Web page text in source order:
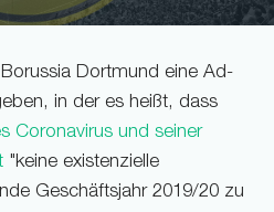
Dortmund eine Ad-
in der es heißt, dass
Coronavirus und seiner
"keine existenzielle
Geschäftsjahr 2019/20 zu